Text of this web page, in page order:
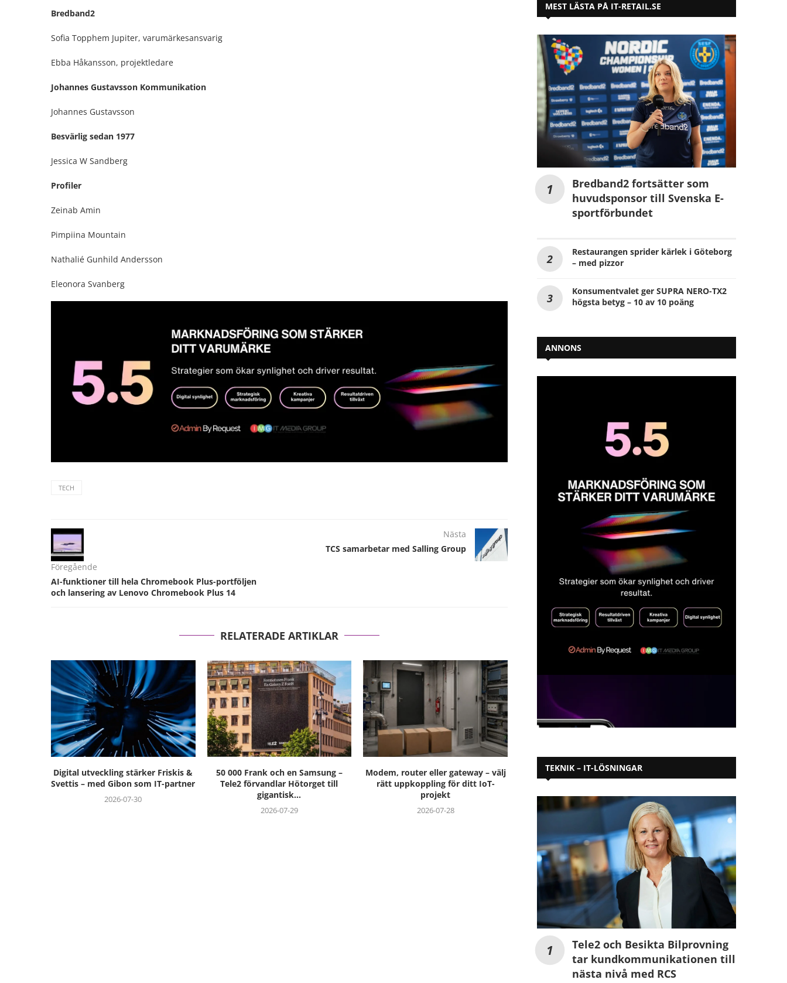
Bredband2
Sofia Topphem Jupiter, varumärkesansvarig
Ebba Håkansson, projektledare
Johannes Gustavsson Kommunikation
Johannes Gustavsson
Besvärlig sedan 1977
Jessica W Sandberg
Profiler
Zeinab Amin
Pimpiina Mountain
Nathalié Gunhild Andersson
Eleonora Svanberg
TECH
Föregående
AI-funktioner till hela Chromebook Plus-portföljen
och lansering av Lenovo Chromebook Plus 14
Nästa
TCS samarbetar med Salling Group
RELATERADE ARTIKLAR
Digital utveckling stärker Friskis &
Svettis – med Gibon som IT-partner
2026-07-30
50 000 Frank och en Samsung –
Tele2 förvandlar Hötorget till
gigantisk...
2026-07-29
Modem, router eller gateway – välj
rätt uppkoppling för ditt IoT-
projekt
2026-07-28
MEST LÄSTA PÅ IT-RETAIL.SE
Bredband2 fortsätter som
huvudsponsor till Svenska E-
sportförbundet
Restaurangen sprider kärlek i Göteborg
– med pizzor
Konsumentvalet ger SUPRA NERO-TX2
högsta betyg – 10 av 10 poäng
ANNONS
TEKNIK – IT-LÖSNINGAR
Tele2 och Besikta Bilprovning
tar kundkommunikationen till
nästa nivå med RCS